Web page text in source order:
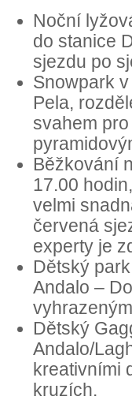
Noční
do stanice
sjezdu po
Snowpark
Pela,
svahem
Běžkování
17.00
velmi
červená
experty je
Dětský
Andalo –
Dětský
Andalo/
kreativními
kruzích.